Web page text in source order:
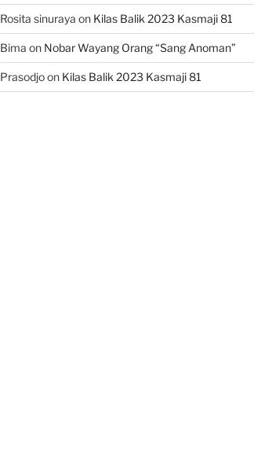
Rosita sinuraya on Kilas Balik 2023 Kasmaji 81
Bima on Nobar Wayang Orang “Sang Anoman”
Prasodjoon Kilas Balik 2023 Kasmaji 81